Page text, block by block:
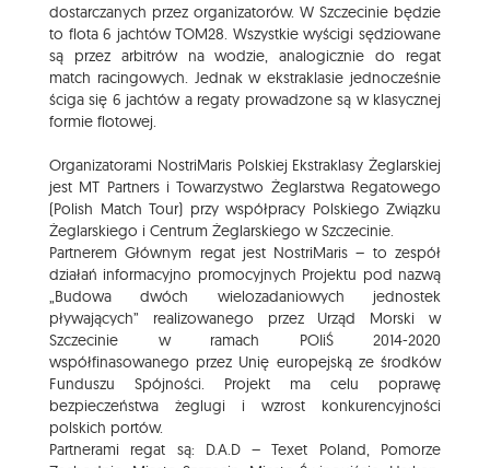
dostarczanych przez organizatorów. W Szczecinie będzie
to flota 6 jachtów TOM28. Wszystkie wyścigi sędziowane
są przez arbitrów na wodzie, analogicznie do regat
match racingowych. Jednak w ekstraklasie jednocześnie
ściga się 6 jachtów a regaty prowadzone są w klasycznej
formie flotowej.
Organizatorami NostriMaris Polskiej Ekstraklasy Żeglarskiej
jest MT Partners i Towarzystwo Żeglarstwa Regatowego
(Polish Match Tour) przy współpracy Polskiego Związku
Żeglarskiego i Centrum Żeglarskiego w Szczecinie.
Partnerem Głównym regat jest NostriMaris – to zespół
działań informacyjno promocyjnych Projektu pod nazwą
„Budowa dwóch wielozadaniowych jednostek
pływających” realizowanego przez Urząd Morski w
Szczecinie w ramach POIiŚ 2014-2020
współfinasowanego przez Unię europejską ze środków
Funduszu Spójności. Projekt ma celu poprawę
bezpieczeństwa żeglugi i wzrost konkurencyjności
polskich portów.
Partnerami regat są: D.A.D – Texet Poland, Pomorze